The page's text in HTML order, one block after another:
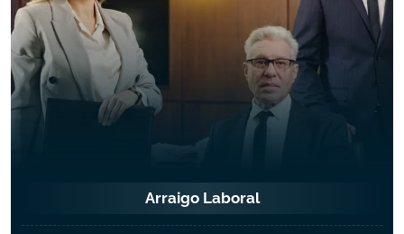
Arraigo Laboral